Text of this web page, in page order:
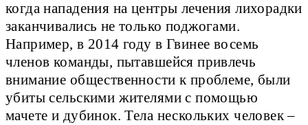
когда нападения на центры лечения лихорадки
заканчивались не только поджогами.
Например, в 2014 году в Гвинее восемь
членов команды, пытавшейся привлечь
внимание общественности к проблеме, были
убиты сельскими жителями с помощью
мачете и дубинок. Тела нескольких человек –